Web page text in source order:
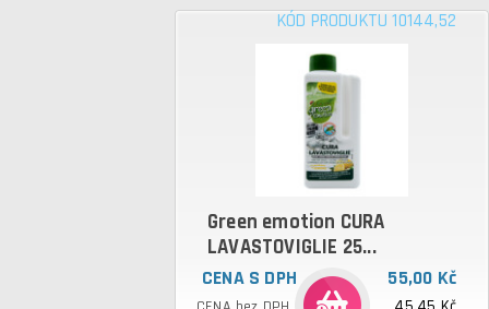
KÓD PRODUKTU 10144,52
Green emotion CURA
LAVASTOVIGLIE 25...
CENA S DPH 55,00 Kč